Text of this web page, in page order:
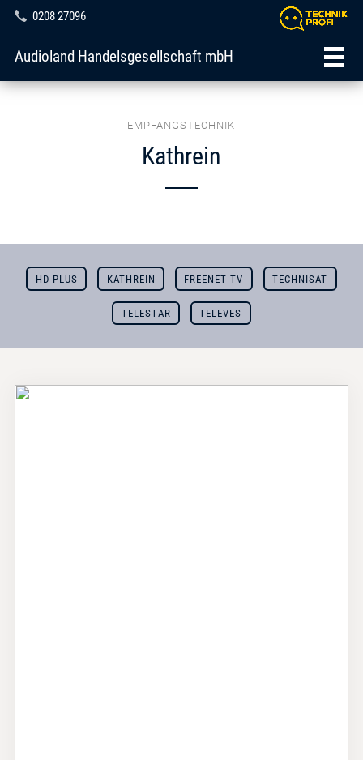
0208 27096
Audioland Handelsgesellschaft mbH
EMPFANGSTECHNIK
Kathrein
HD PLUS KATHREIN FREENET TV TECHNISAT
TELESTAR TELEVES